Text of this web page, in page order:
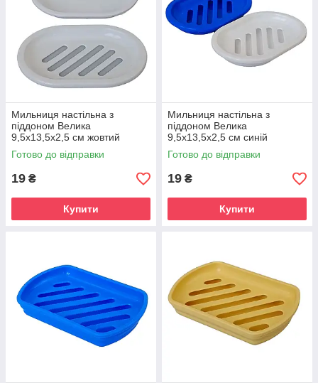
Мильниця настільна з
піддоном Велика
9,5х13,5х2,5 см жовтий
Готово до відправки
19 ₴
Купити
Мильниця настільна з
піддоном Велика
9,5х13,5х2,5 см синій
Готово до відправки
19 ₴
Купити